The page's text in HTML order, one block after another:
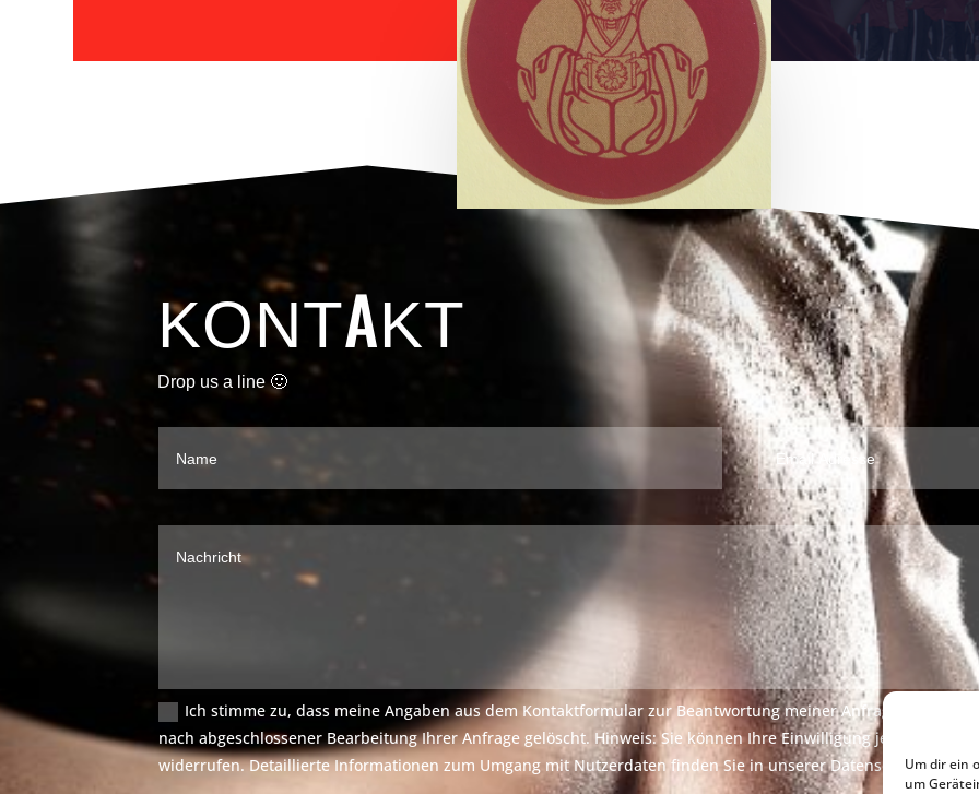
Um dir ein
um
KONTAKT
Drop us a line 🙂
Ich stimme zu, dass meine Angaben aus dem Kontaktformular zur Beantwortung meiner Anfrage erhoben
nach abgeschlossener Bearbeitung Ihrer Anfrage gelöscht. Hinweis: Sie können Ihre Einwilligung jederzeit für
widerrufen. Detaillierte Informationen zum Umgang mit Nutzerdaten finden Sie in unserer